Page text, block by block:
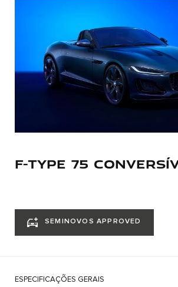
F-TYPE 75
SEMINOVOS APPROVED
ESPECIFICAÇÕES GERAIS